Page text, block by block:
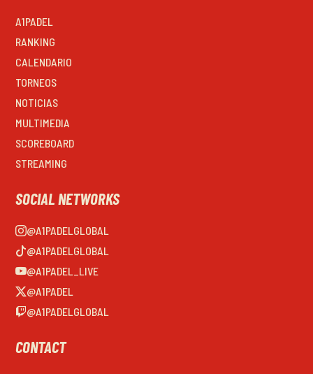
A1PADEL
RANKING
CALENDARIO
TORNEOS
NOTICIAS
MULTIMEDIA
SCOREBOARD
STREAMING
SOCIAL NETWORKS
@A1PADELGLOBAL
@A1PADELGLOBAL
@A1PADEL_LIVE
@A1PADEL
@A1PADELGLOBAL
CONTACT